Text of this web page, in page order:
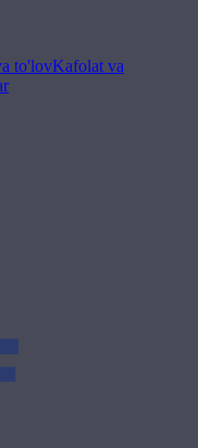
to'lovKafolat va